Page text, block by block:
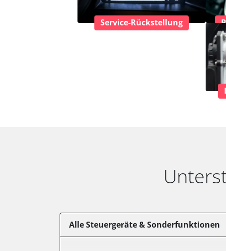
Service-Rückstellung
Alle Steuergeräte & Sonderfunktionen